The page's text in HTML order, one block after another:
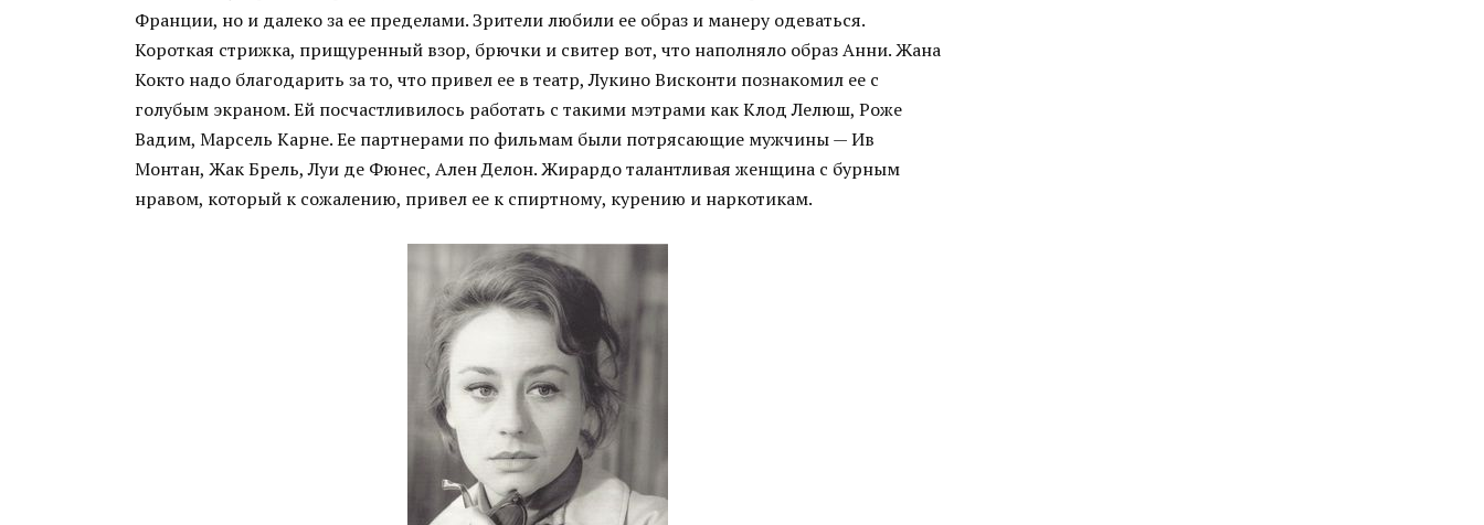
Франции, но и далеко за ее пределами. Зрители любили ее образ и манеру одеваться.
Короткая стрижка, прищуренный взор, брючки и свитер вот, что наполняло образ Анни. Жана
Кокто надо благодарить за то, что привел ее в театр, Лукино Висконти познакомил ее с
голубым экраном. Ей посчастливилось работать с такими мэтрами как Клод Лелюш, Роже
Вадим, Марсель Карне. Ее партнерами по фильмам были потрясающие мужчины — Ив
Монтан, Жак Брель, Луи де Фюнес, Ален Делон. Жирардо талантливая женщина с бурным
нравом, который к сожалению, привел ее к спиртному, курению и наркотикам.